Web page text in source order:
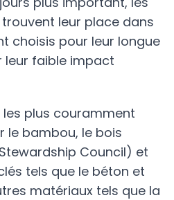
leur place dans
choisis pour leur longue
leur faible impact
plus couramment
le bambou, le bois
Council) et
tels que le béton et
matériaux tels que la